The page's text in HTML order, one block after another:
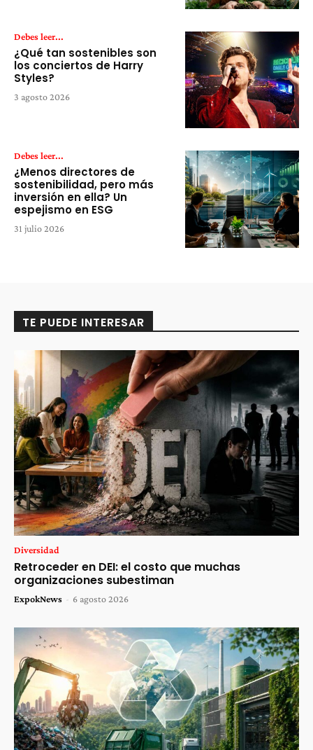
Debes leer...
¿Qué tan sostenibles son
los conciertos de Harry
Styles?
3 agosto 2026
Debes leer...
¿Menos directores de
sostenibilidad, pero más
inversión en ella? Un
espejismo en ESG
31 julio 2026
TE PUEDE INTERESAR
Diversidad
Retroceder en DEI: el costo que muchas
organizaciones subestiman
ExpokNews - 6 agosto 2026